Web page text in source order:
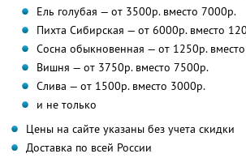
Ель голубая — от 3500р. вместо 7000р.
Пихта Сибирская — от 6000р. вместо
Сосна обыкновенная — от 1250р.
Вишня — от 3750р. вместо 7500р.
Слива — от 1500р. вместо 3000р.
и не только
Цены на сайте указаны без учета скидки
Доставка по всей России